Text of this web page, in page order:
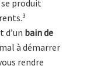
produit
d’un bain de
à démarrer
rendre